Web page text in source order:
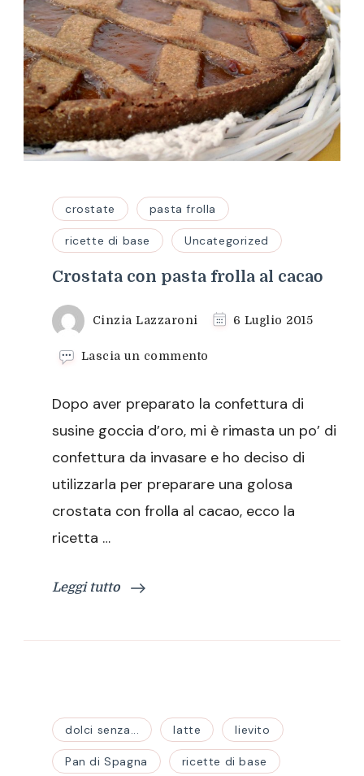
crostate pasta frolla
ricette di base Uncategorized
Crostata con pasta frolla al cacao
Cinzia Lazzaroni 6 Luglio 2015
Lascia un commento
pasta
frolla
cacao
Dopo aver preparato la confettura di
susine goccia d’oro, mi è rimasta un po’ di
confettura da invasare e ho deciso di
utilizzarla per preparare una golosa
crostata con frolla al cacao, ecco la
ricetta …
Leggi tutto
dolci senza... latte lievito
Pan di Spagna ricette di base